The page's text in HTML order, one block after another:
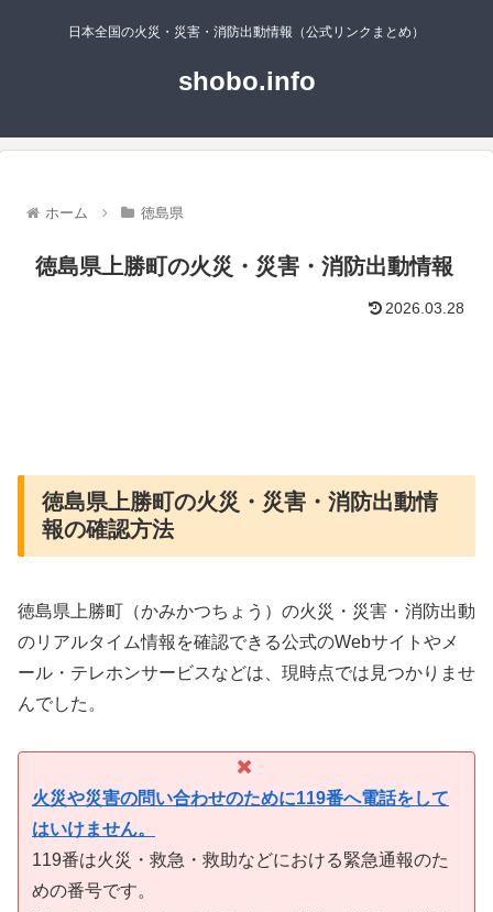
日本全国の火災・災害・消防出動情報（公式リンクまとめ）
shobo.info
ホーム 徳島県
徳島県上勝町の火災・災害・消防出動情報
2026.03.28
徳島県上勝町の火災・災害・消防出動情
報の確認方法
徳島県上勝町（かみかつちょう）の火災・災害・消防出動
のリアルタイム情報を確認できる公式のWebサイトやメ
ール・テレホンサービスなどは、現時点では見つかりませ
んでした。
火災や災害の問い合わせのために119番へ電話をして
はいけません。
119番は火災・救急・救助などにおける緊急通報のた
めの番号です。